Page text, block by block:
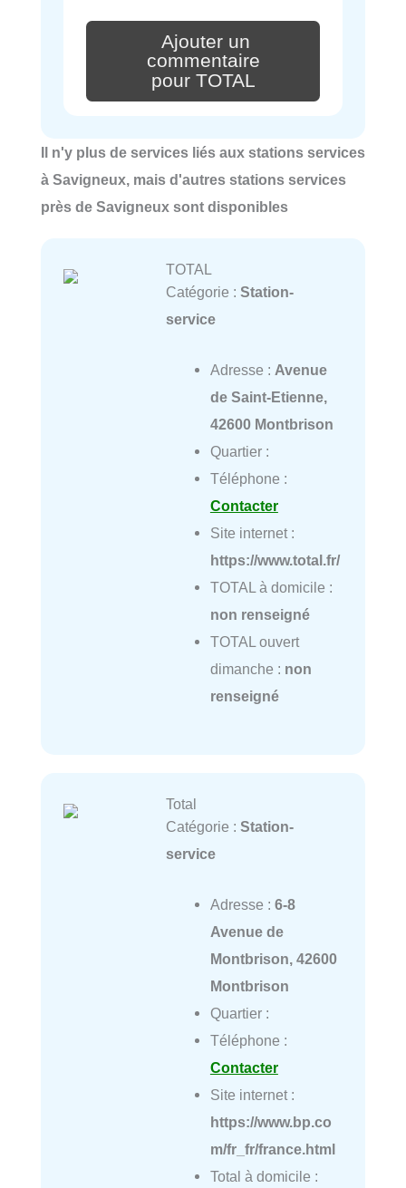
Ajouter un
commentaire
pour TOTAL
Il n'y plus de services liés aux stations services
à Savigneux, mais d'autres stations services
près de Savigneux sont disponibles
TOTAL
Catégorie : Station-
service
Adresse : Avenue
de Saint-Etienne,
42600 Montbrison
Quartier :
Téléphone :
Contacter
Site internet :
https://www.total.fr/
TOTAL à domicile :
non renseigné
TOTAL ouvert
dimanche : non
renseigné
Total
Catégorie : Station-
service
Adresse : 6-8
Avenue de
Montbrison, 42600
Montbrison
Quartier :
Téléphone :
Contacter
Site internet :
https://www.bp.co
m/fr_fr/france.html
Total à domicile :